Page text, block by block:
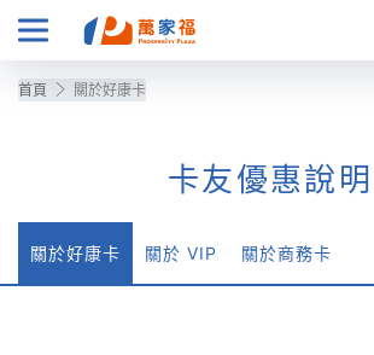
首頁 關於好康卡
卡友優惠說明
關於好康卡 關於 VIP 關於商務卡